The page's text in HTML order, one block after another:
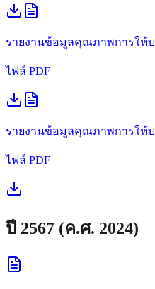
รายงานข้อมูลคุณภาพการให้
ไฟล์ PDF
รายงานข้อมูลคุณภาพการให้
ไฟล์ PDF
ปี 2567 (ค.ศ. 2024)